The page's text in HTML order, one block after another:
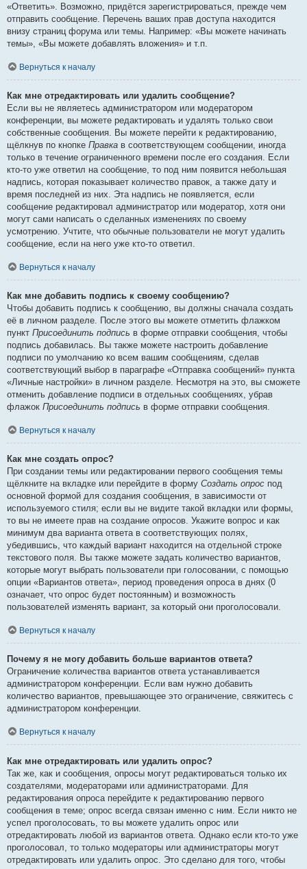
«Ответить». Возможно, придётся зарегистрироваться, прежде чем
отправить сообщение. Перечень ваших прав доступа находится
внизу страниц форума или темы. Например: «Вы можете начинать
темы», «Вы можете добавлять вложения» и т.п.
Вернуться к началу
Как мне отредактировать или удалить сообщение?
Если вы не являетесь администратором или модератором
конференции, вы можете редактировать и удалять только свои
собственные сообщения. Вы можете перейти к редактированию,
щёлкнув по кнопке Правка в соответствующем сообщении, иногда
только в течение ограниченного времени после его создания. Если
кто-то уже ответил на сообщение, то под ним появится небольшая
надпись, которая показывает количество правок, а также дату и
время последней из них. Эта надпись не появляется, если
сообщение редактировал администратор или модератор, хотя они
могут сами написать о сделанных изменениях по своему
усмотрению. Учтите, что обычные пользователи не могут удалить
сообщение, если на него уже кто-то ответил.
Вернуться к началу
Как мне добавить подпись к своему сообщению?
Чтобы добавить подпись к сообщению, вы должны сначала создать
её в личном разделе. После этого вы можете отметить флажком
пункт Присоединить подпись в форме отправки сообщения, чтобы
подпись добавилась. Вы также можете настроить добавление
подписи по умолчанию ко всем вашим сообщениям, сделав
соответствующий выбор в параграфе «Отправка сообщений» пункта
«Личные настройки» в личном разделе. Несмотря на это, вы сможете
отменить добавление подписи в отдельных сообщениях, убрав
флажок Присоединить подпись в форме отправки сообщения.
Вернуться к началу
Как мне создать опрос?
При создании темы или редактировании первого сообщения темы
щёлкните на вкладке или перейдите в форму Создать опрос под
основной формой для создания сообщения, в зависимости от
используемого стиля; если вы не видите такой вкладки или формы,
то вы не имеете прав на создание опросов. Укажите вопрос и как
минимум два варианта ответа в соответствующих полях,
убедившись, что каждый вариант находится на отдельной строке
текстового поля. Вы также можете задать количество вариантов,
которые могут выбрать пользователи при голосовании, с помощью
опции «Вариантов ответа», период проведения опроса в днях (0
означает, что опрос будет постоянным) и возможность
пользователей изменять вариант, за который они проголосовали.
Вернуться к началу
Почему я не могу добавить больше вариантов ответа?
Ограничение количества вариантов ответа устанавливается
администратором конференции. Если вам нужно добавить
количество вариантов, превышающее это ограничение, свяжитесь с
администратором конференции.
Вернуться к началу
Как мне отредактировать или удалить опрос?
Так же, как и сообщения, опросы могут редактироваться только их
создателями, модераторами или администраторами. Для
редактирования опроса перейдите к редактированию первого
сообщения в теме; опрос всегда связан именно с ним. Если никто не
успел проголосовать, то вы можете удалить опрос или
отредактировать любой из вариантов ответа. Однако если кто-то уже
проголосовал, то только модераторы или администраторы могут
отредактировать или удалить опрос. Это сделано для того, чтобы